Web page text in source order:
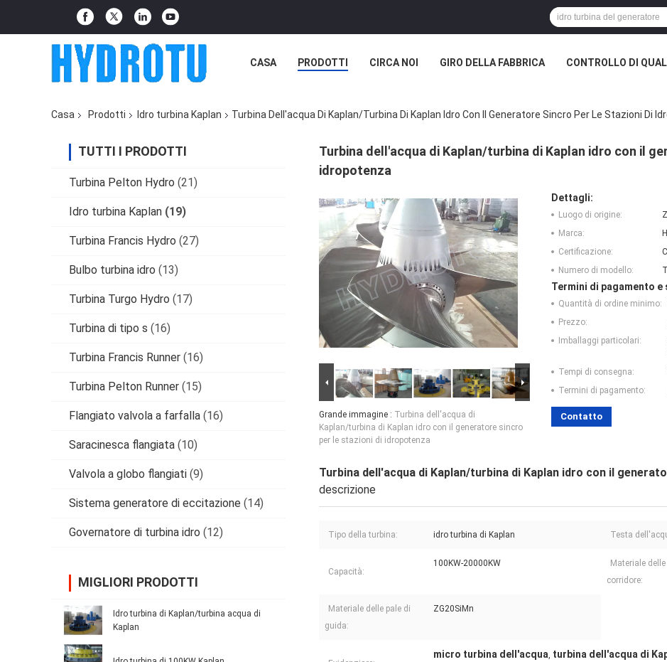
CASA PRODOTTI CIRCA NOI GIRO DELLA FABBRICA CONTROLLO DI
Casa Prodotti Idro turbina Kaplan Turbina Dell'acqua Di Kaplan/turbina Di Kaplan Idro Con Il Generatore Sincro Per Le Stazioni Di
TUTTI I PRODOTTI
Turbina Pelton Hydro (21)
Idro turbina Kaplan (19)
Turbina Francis Hydro (27)
Bulbo turbina idro (13)
Turbina Turgo Hydro (17)
Turbina di tipo s (16)
Turbina Francis Runner (16)
Turbina Pelton Runner (15)
Flangiato valvola a farfalla (16)
Saracinesca flangiata (10)
Valvola a globo flangiati (9)
Sistema generatore di eccitazione (14)
Governatore di turbina idro (12)
MIGLIORI PRODOTTI
Idro turbina di Kaplan/turbina acqua di
Kaplan
Turbina dell'acqua di Kaplan/turbina di Kaplan idro con il
idropotenza
Grande immagine : Turbina dell'acqua di
Kaplan/turbina di Kaplan idro con il generatore sincro
per le stazioni di idropotenza
Dettagli:
Luogo di origine:
Marca:
Certificazione:
Numero di modello:
Termini di pagamento e
Quantità di ordine minimo:
Prezzo:
Imballaggi particolari:
Tempi di consegna:
Termini di pagamento:
Contatto
Turbina dell'acqua di Kaplan/turbina di Kaplan idro con il
descrizione
Tipo della turbina: idro turbina di Kaplan Testa
Capacità:
100KW-20000KW
Materiale
corridore:
Materiale delle pale di
guida:
ZG20SiMn
micro turbina dell'acqua, turbina dell'acqua di